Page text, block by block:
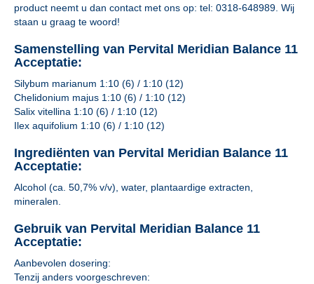
product neemt u dan contact met ons op: tel: 0318-648989. Wij
staan u graag te woord!
Samenstelling van Pervital Meridian Balance 11
Acceptatie:
Silybum marianum 1:10 (6) / 1:10 (12)
Chelidonium majus 1:10 (6) / 1:10 (12)
Salix vitellina 1:10 (6) / 1:10 (12)
Ilex aquifolium 1:10 (6) / 1:10 (12)
Ingrediënten van Pervital Meridian Balance 11
Acceptatie:
Alcohol (ca. 50,7% v/v), water, plantaardige extracten,
mineralen.
Gebruik van Pervital Meridian Balance 11
Acceptatie:
Aanbevolen dosering:
Tenzij anders voorgeschreven: